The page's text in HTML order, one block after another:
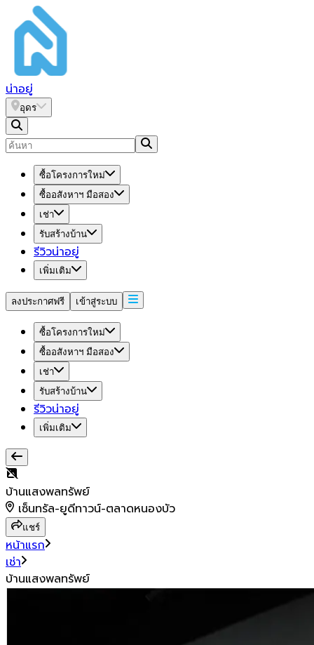
น่าอยู่
อุดร
ซื้อโครงการใหม่
ซื้ออสังหาฯ มือสอง
เช่า
รับสร้างบ้าน
รีวิวน่าอยู่
เพิ่มเติม
ลงประกาศฟรี เข้าสู่ระบบ
ซื้อโครงการใหม่
ซื้ออสังหาฯ มือสอง
เช่า
รับสร้างบ้าน
รีวิวน่าอยู่
เพิ่มเติม
บ้านแสงพลทรัพย์
เซ็นทรัล-ยูดีทาวน์-ตลาดหนองบัว
แชร์
หน้าแรก
เช่า
บ้านแสงพลทรัพย์